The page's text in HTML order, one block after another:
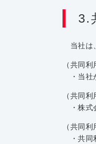
3.
当社は
（共同
・当社
（共同
・株式
（共同
・共同